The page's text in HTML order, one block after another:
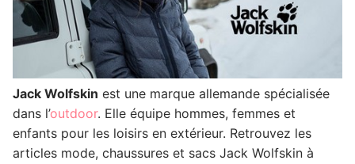
Jack Wolfskin est une marque allemande spécialisée
dans l’outdoor. Elle équipe hommes, femmes et
enfants pour les loisirs en extérieur. Retrouvez les
articles mode, chaussures et sacs Jack Wolfskin à